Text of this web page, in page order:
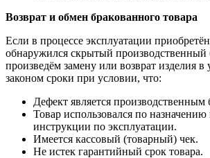
Возврат и обмен бракованного товара
Если в процессе эксплуатации
обнаружился скрытый
произведём замену или возврат изделия в
законом сроки при условии, что:
Дефект является производственным
Товар использовался по назначению
инструкции по эксплуатации.
Имеется кассовый (товарный) чек.
Не истек гарантийный срок товара.